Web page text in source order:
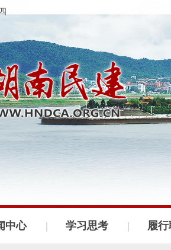
中心 学习思考 履
民建湖南省委会十届五次全会召开
民建湖南省委会开展2024年度理论学